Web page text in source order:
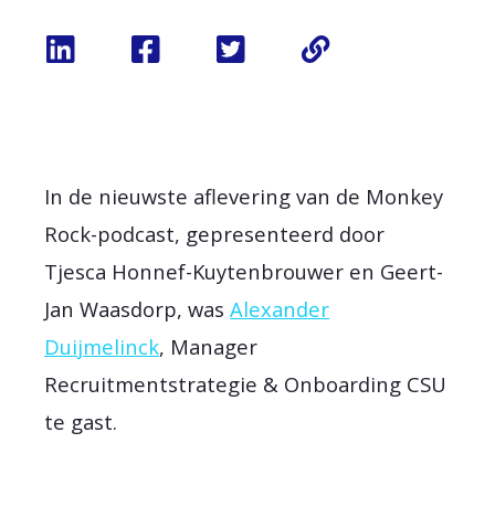
In de nieuwste aflevering van de Monkey
Rock-podcast, gepresenteerd door
Tjesca Honnef-Kuytenbrouwer en Geert-
Jan Waasdorp, wasAlexander
Duijmelinck, Manager
Recruitmentstrategie & Onboarding CSU
te gast.